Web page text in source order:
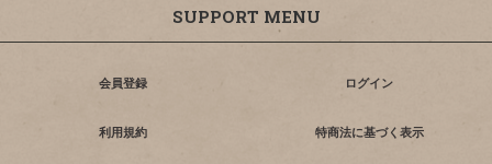
SUPPORT MENU
会員登録 ログイン
利用規約 特商法に基づく表示